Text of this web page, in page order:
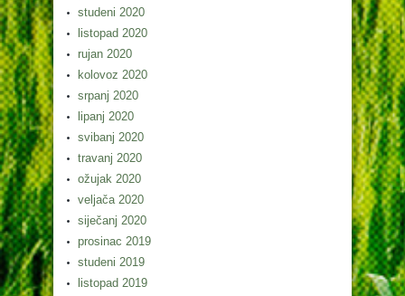
studeni 2020
listopad 2020
rujan 2020
kolovoz 2020
srpanj 2020
lipanj 2020
svibanj 2020
travanj 2020
ožujak 2020
veljača 2020
siječanj 2020
prosinac 2019
studeni 2019
listopad 2019